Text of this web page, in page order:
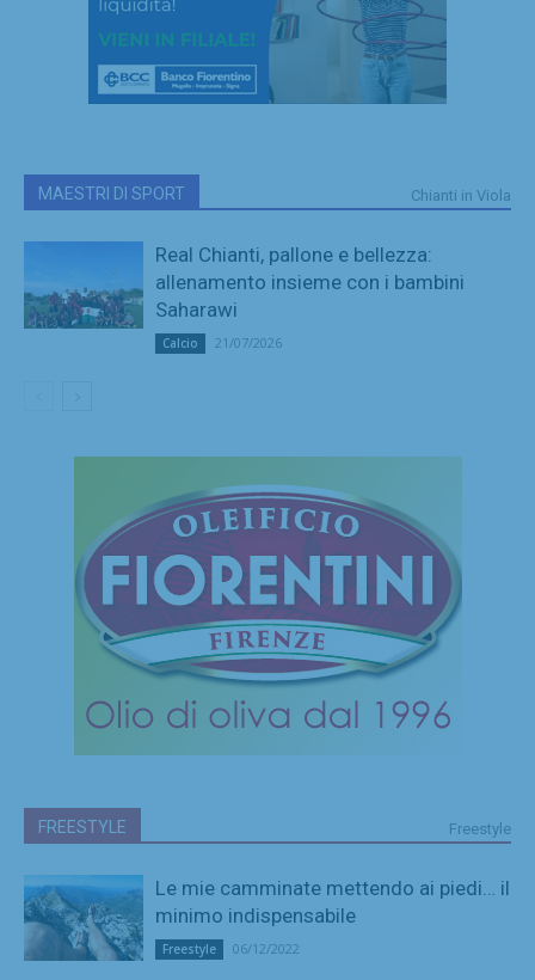
MAESTRI DI SPORT Chianti in Viola
Real Chianti, pallone e bellezza:
allenamento insieme con i bambini
Saharawi
Calcio 21/07/2026
FREESTYLE Freestyle
Le mie camminate mettendo ai piedi… il
minimo indispensabile
Freestyle 06/12/2022